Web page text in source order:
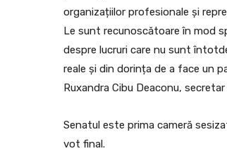
organizațiilor profesionale și
Le sunt recunoscătoare în mod
despre lucruri care nu sunt
reale și din dorința de a face un
Ruxandra Cibu Deaconu,
Senatul este prima cameră
vot final.